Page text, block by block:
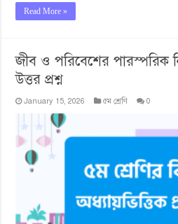
Read More »
জীব ও পরিবেশের পারস্পরিক
উত্তর প্রশ্ন
January 15, 2026 ৫ম শ্রেণি 0